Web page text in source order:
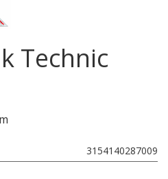
Technic
3154140287009